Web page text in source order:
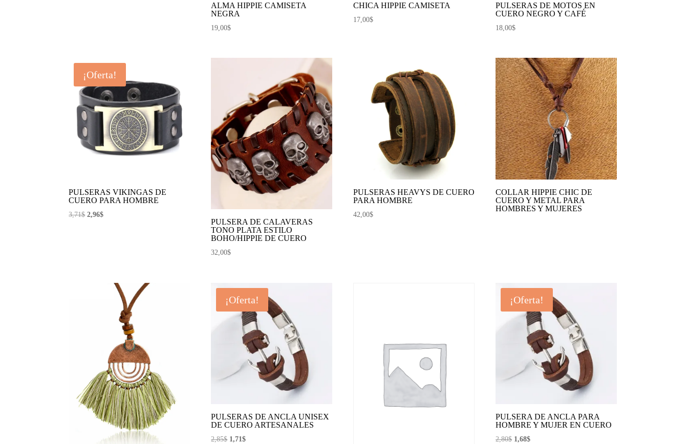
ALMA HIPPIE CAMISETA
NEGRA
19,00$
CHICA HIPPIE CAMISETA
17,00$
PULSERAS DE MOTOS EN
CUERO NEGRO Y CAFÉ
18,00$
¡Oferta!
PULSERAS VIKINGAS DE
CUERO PARA HOMBRE
3,71$ El
2,96$El
PULSERA DE CALAVERAS
TONO PLATA ESTILO
BOHO/HIPPIE DE CUERO
32,00$
PULSERAS HEAVYS DE CUERO
PARA HOMBRE
42,00$
COLLAR HIPPIE CHIC DE
CUERO Y METAL PARA
HOMBRES Y MUJERES
¡Oferta!
PULSERAS DE ANCLA UNISEX
DE CUERO ARTESANALES
2,85$ El
1,71$El
¡Oferta!
PULSERA DE ANCLA PARA
HOMBRE Y MUJER EN CUERO
2,80$ El
1,68$El